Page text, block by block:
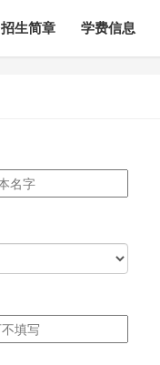
招生简章 学费信息